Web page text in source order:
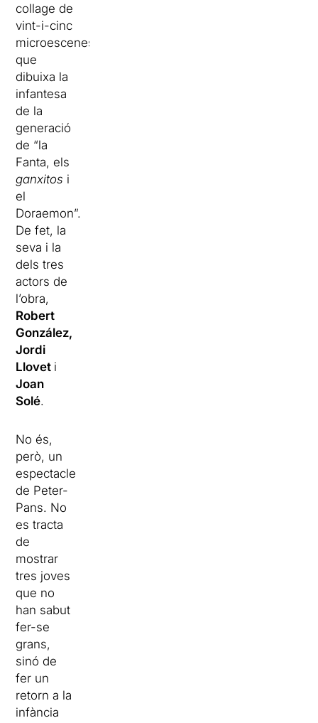
collage de
vint-i-cinc
microescenes
que
dibuixa la
infantesa
de la
generació
de “la
Fanta, els
ganxitos i
el
Doraemon”.
De fet, la
seva i la
dels tres
actors de
l’obra,
Robert
González,
Jordi
Llovet i
Joan
Solé.
No és,
però, un
espectacle
de Peter-
Pans. No
es tracta
de
mostrar
tres joves
que no
han sabut
fer-se
grans,
sinó de
fer un
retorn a la
infància